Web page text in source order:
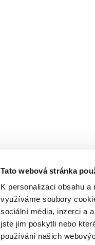
Tato webová stránka
K personalizaci obsahu
využíváme soubory
sociální média, inzerci a
jste jim poskytli nebo
používání našich